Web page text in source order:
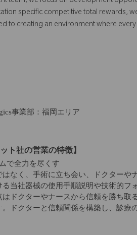
specific competitive total rewards,
to creating an environment where
事業部：福岡エリア
ト社の営業の特徴】
で全力を尽くす
なく、手術に立ち会い、ドクターや
当社器械の使用手順説明や技術的フ
ドクターやナースから信頼を勝ち
ドクターと信頼関係を構築し、診